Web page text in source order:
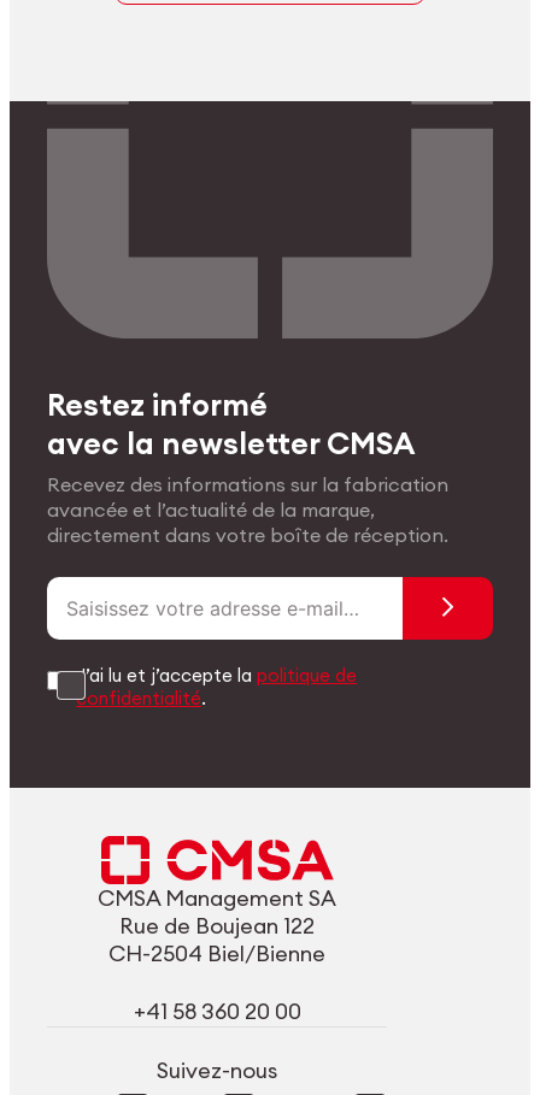
Restez informé
avec la newsletter CMSA
Recevez des informations sur la fabrication
avancée et l’actualité de la marque,
directement dans votre boîte de réception.
J’ai lu et j’accepte lapolitique de
confidentialité.
CMSA Management SA
Rue de Boujean 122
CH-2504 Biel/Bienne
+41 58 360 20 00
Suivez-nous